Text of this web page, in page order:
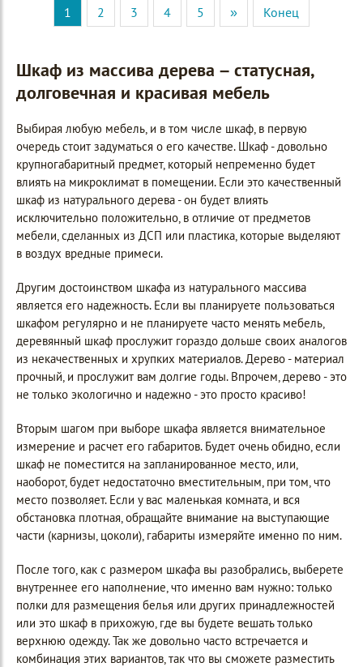
1 2 3 4 5 » Конец
Шкаф из массива дерева – статусная,
долговечная и красивая мебель
Выбирая любую мебель, и в том числе шкаф, в первую
очередь стоит задуматься о его качестве. Шкаф - довольно
крупногабаритный предмет, который непременно будет
влиять на микроклимат в помещении. Если это качественный
шкаф из натурального дерева - он будет влиять
исключительно положительно, в отличие от предметов
мебели, сделанных из ДСП или пластика, которые выделяют
в воздух вредные примеси.
Другим достоинством шкафа из натурального массива
является его надежность. Если вы планируете пользоваться
шкафом регулярно и не планируете часто менять мебель,
деревянный шкаф прослужит гораздо дольше своих аналогов
из некачественных и хрупких материалов. Дерево - материал
прочный, и прослужит вам долгие годы. Впрочем, дерево - это
не только экологично и надежно - это просто красиво!
Вторым шагом при выборе шкафа является внимательное
измерение и расчет его габаритов. Будет очень обидно, если
шкаф не поместится на запланированное место, или,
наоборот, будет недостаточно вместительным, при том, что
место позволяет. Если у вас маленькая комната, и вся
обстановка плотная, обращайте внимание на выступающие
части (карнизы, цоколи), габариты измеряйте именно по ним.
После того, как с размером шкафа вы разобрались, выберете
внутреннее его наполнение, что именно вам нужно: только
полки для размещения белья или других принадлежностей
или это шкаф в прихожую, где вы будете вешать только
верхнюю одежду. Так же довольно часто встречается и
комбинация этих вариантов, так что вы сможете разместить